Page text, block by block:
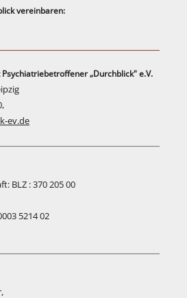
vereinbaren:
„Durchblick" e.V.
ev.de
BLZ : 370 205 00
5214 02